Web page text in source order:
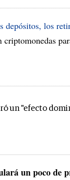
depósitos, los
un "efecto
un poco de